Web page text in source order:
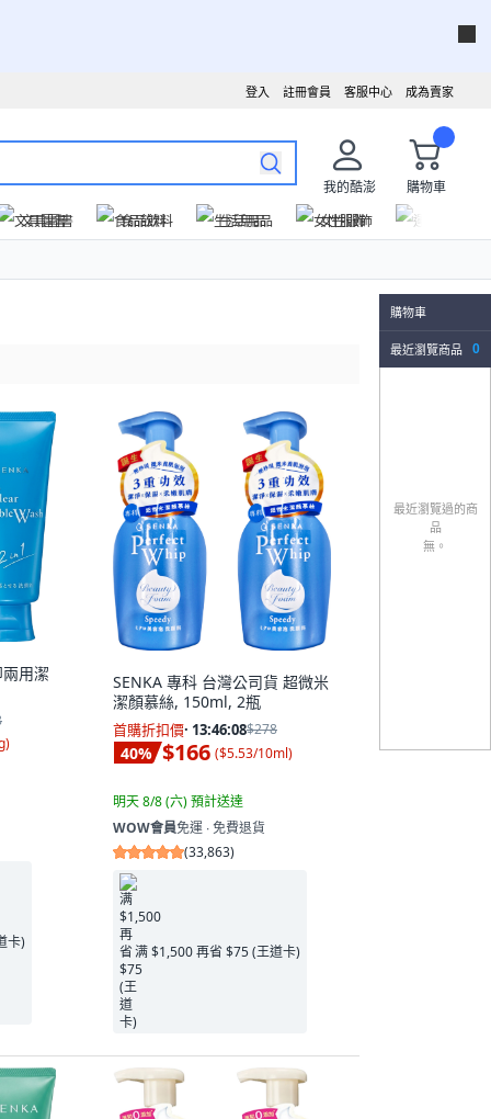
成為賣家
客服中心
註冊會員
登入
我的酷澎
購物車
文具圖書
食品飲料 生活用品 女性服飾
購物車
最近瀏覽商品 0
最近瀏覽過的商
品
無。
用潔
)
卡)
SENKA 專科 台灣公司貨 超微米
潔顏慕絲, 150ml, 2瓶
首購折扣價· 13:46:06$278
40% $166 ($5.53/10ml)
明天 8/8 (六)預計送達
WOW會員免運 ∙ 免費退貨
(33,863)
满 $1,500 再省 $75 (王道卡)